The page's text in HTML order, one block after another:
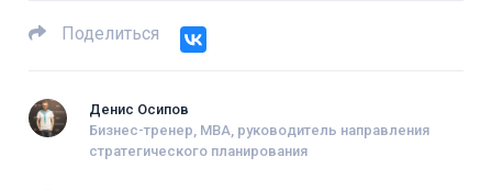
Поделиться
Денис Осипов
Бизнес-тренер, MBA, руководитель направления
стратегического планирования